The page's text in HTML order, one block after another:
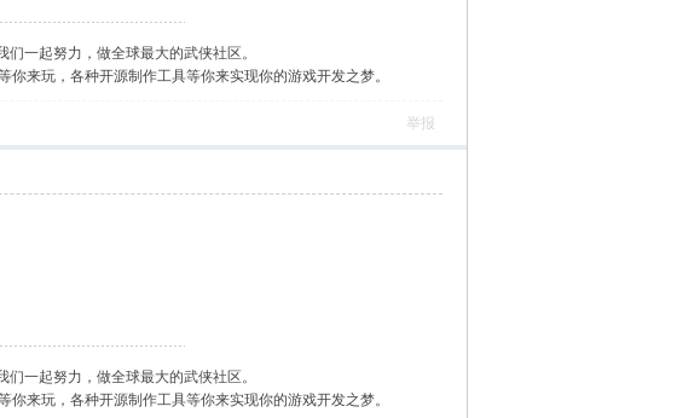
一起努力，做全球最大的武侠社区。
来玩，各种开源制作工具等你来实现你的游戏开发之梦。
举报
一起努力，做全球最大的武侠社区。
来玩，各种开源制作工具等你来实现你的游戏开发之梦。